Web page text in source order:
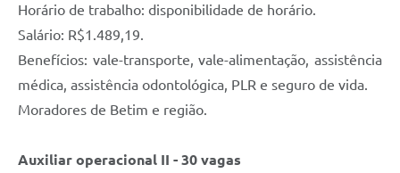
Horário de trabalho: disponibilidade de horário.
Salário: R$1.489,19.
Benefícios: vale-transporte, vale-alimentação, assistência
médica, assistência odontológica, PLR e seguro de vida.
Moradores de Betim e região.
Auxiliar operacional II - 30 vagas